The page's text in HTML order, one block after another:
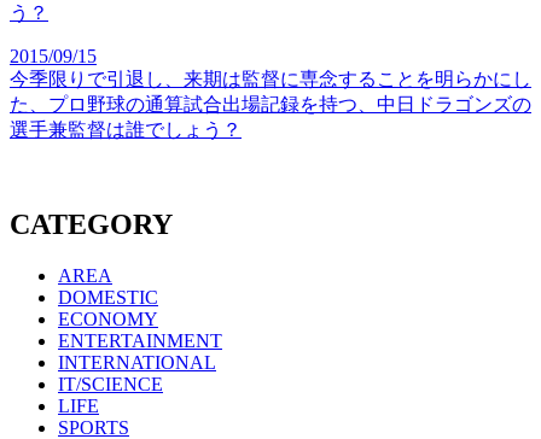
う？
2015/09/15
今季限りで引退し、来期は監督に専念することを明らかにし
た、プロ野球の通算試合出場記録を持つ、中日ドラゴンズの
選手兼監督は誰でしょう？
CATEGORY
AREA
DOMESTIC
ECONOMY
ENTERTAINMENT
INTERNATIONAL
IT/SCIENCE
LIFE
SPORTS